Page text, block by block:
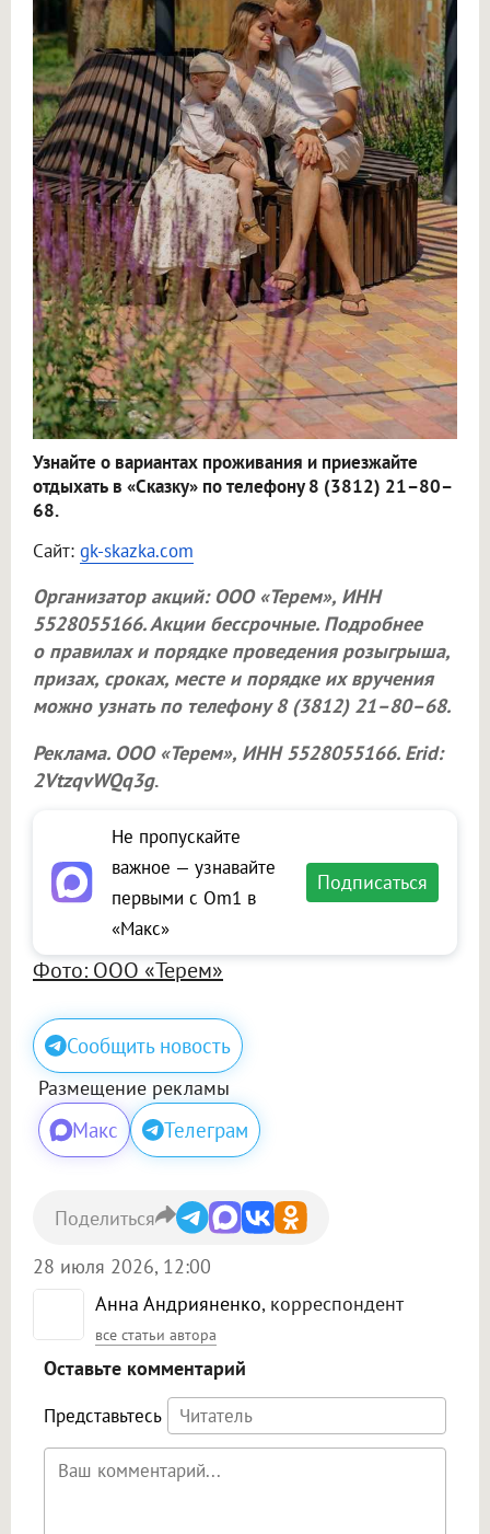
Узнайте о вариантах проживания и приезжайте
отдыхать в «Сказку» по телефону 8 (3812) 21–80–
68.
Сайт: gk-skazka.com
Организатор акций: ООО «Терем», ИНН
5528055166. Акции бессрочные. Подробнее
о правилах и порядке проведения розыгрыша,
призах, сроках, месте и порядке их вручения
можно узнать по телефону 8 (3812) 21–80–68.
Реклама. ООО «Терем», ИНН 5528055166. Erid:
2VtzqvWQq3g.
Не пропускайте
важное — узнавайте
первыми с Om1 в
«Макс»
Подписаться
Фото: ООО «Терем»
Сообщить новость
Размещение рекламы
Макс Телеграм
Анна Андрияненко, корреспондент
все статьи автора
28 июля 2026, 12:00
Поделиться
Оставьте комментарий
Представьтесь